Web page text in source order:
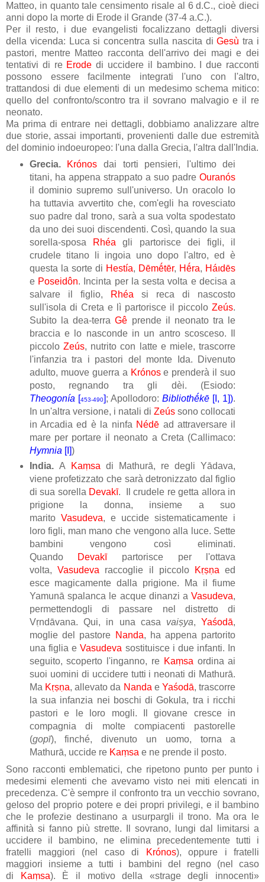
Matteo, in quanto tale censimento risale al 6 d.C., cioè dieci
anni dopo la morte di Erode il Grande (37-4 a.C.).
Per il resto, i due evangelisti focalizzano dettagli diversi
della vicenda: Luca si concentra sulla nascita diGesù tra i
pastori, mentre Matteo racconta dell'arrivo dei magi e dei
tentativi di re Erodedi uccidere il bambino. I due racconti
possono essere facilmente integrati l'uno con l'altro,
trattandosi di due elementi di un medesimo schema mitico:
quello del confronto/scontro tra il sovrano malvagio e il re
neonato.
Ma prima di entrare nei dettagli, dobbiamo analizzare altre
due storie, assai importanti, provenienti dalle due estremità
del dominio indoeuropeo: l'una dalla Grecia, l'altra dall'India.
Grecia.
Krónos dai torti pensieri, l'ultimo dei
titani, ha appena strappato a suo padreOuranós
il dominio supremo sull'universo. Un oracolo lo
ha tuttavia avvertito che, com'egli ha rovesciato
suo padre dal trono, sarà a sua volta spodestato
da uno dei suoi discendenti. Così, quando la sua
sorella-sposa
Rhéagli partorisce dei figli, il
crudele titano li ingoia uno dopo l'altro, ed è
questa la sorte di Hestía, Dēmḗtēr, Hḗra, Háıdēs
e Poseidôn. Incinta per la sesta volta e decisa a
salvare il figlio,
Rhéasi reca di nascosto
sull'isola di Creta e lì partorisce il piccoloZeús.
Subito la dea-terraGê prende il neonato tra le
braccia e lo nasconde in un antro scosceso. Il
piccolo Zeús, nutrito con latte e miele, trascorre
l'infanzia tra i pastori del monte Ida. Divenuto
adulto, muove guerra a Krónose prenderà il suo
posto, regnando tra gli dèi. (Esiodo:
Theogonía [453-490]; Apollodoro:Bibliothḗkē [I, 1]).
In un'altra versione, i natali diZeús sono collocati
in Arcadia ed è la ninfa Nédē ad attraversare il
mare per portare il neonato a Creta (Callimaco:
Hymnia [I])
India. A Kaṃsa di Mathurā, re degli Yādava,
viene profetizzato che sarà detronizzato dal figlio
di sua sorella Devakī. Il crudele re getta allora in
prigione la donna, insieme a suo
marito Vasudeva, e uccide sistematicamente i
loro figli, man mano che vengono alla luce. Sette
bambini vengono così eliminati.
Quando
Devakīpartorisce per l'ottava
volta, Vasudeva raccoglie il piccolo Kṛṣṇa ed
esce magicamente dalla prigione. Ma il fiume
Yamunā spalanca le acque dinanzi aVasudeva,
permettendogli di passare nel distretto di
Vṛndāvana. Qui, in una casa vaiṣya,Yaśodā,
moglie del pastore Nanda, ha appena partorito
una figlia eVasudeva sostituisce i due infanti. In
seguito, scoperto l'inganno, re Kaṃsa ordina ai
suoi uomini di uccidere tutti i neonati di Mathurā.
Ma Kṛṣṇa, allevato da Nanda eYaśodā, trascorre
la sua infanzia nei boschi di Gokula, tra i ricchi
pastori e le loro mogli. Il giovane cresce in
compagnia di molte compiacenti pastorelle
(gopī), finché, divenuto un uomo, torna a
Mathurā, uccide re Kaṃsa e ne prende il posto.
Sono racconti emblematici, che ripetono punto per punto i
medesimi elementi che avevamo visto nei miti elencati in
precedenza. C'è sempre il confronto tra un vecchio sovrano,
geloso del proprio potere e dei propri privilegi, e il bambino
che le profezie destinano a usurpargli il trono. Ma ora le
affinità si fanno più strette. Il sovrano, lungi dal limitarsi a
uccidere il bambino, ne elimina precedentemente tutti i
fratelli maggiori (nel caso di
Krónos), oppure i fratelli
maggiori insieme a tutti i bambini del regno (nel caso
di
Kaṃsa). È il motivo della «strage degli innocenti»